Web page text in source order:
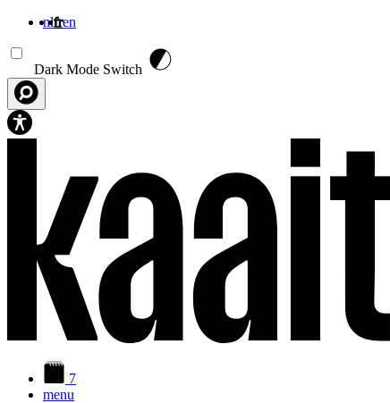
nlfren
Dark Mode Switch
7
menu